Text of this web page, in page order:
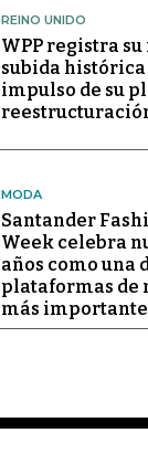
REINO UNIDO
WPP registra
subida histórica
impulso de su
MODA
Santander
Week celebra
años como una
plataformas de
más